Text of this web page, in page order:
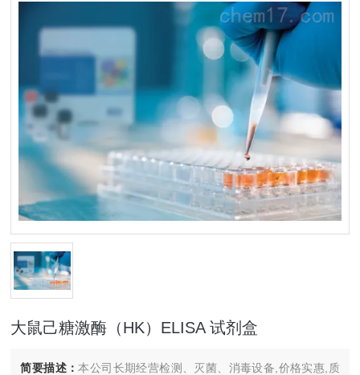
大鼠己糖激酶（HK）ELISA 试剂盒
简要描述：本公司长期经营检测、灭菌、消毒设备,价格实惠,质